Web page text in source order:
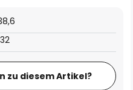
zu diesem Artikel?